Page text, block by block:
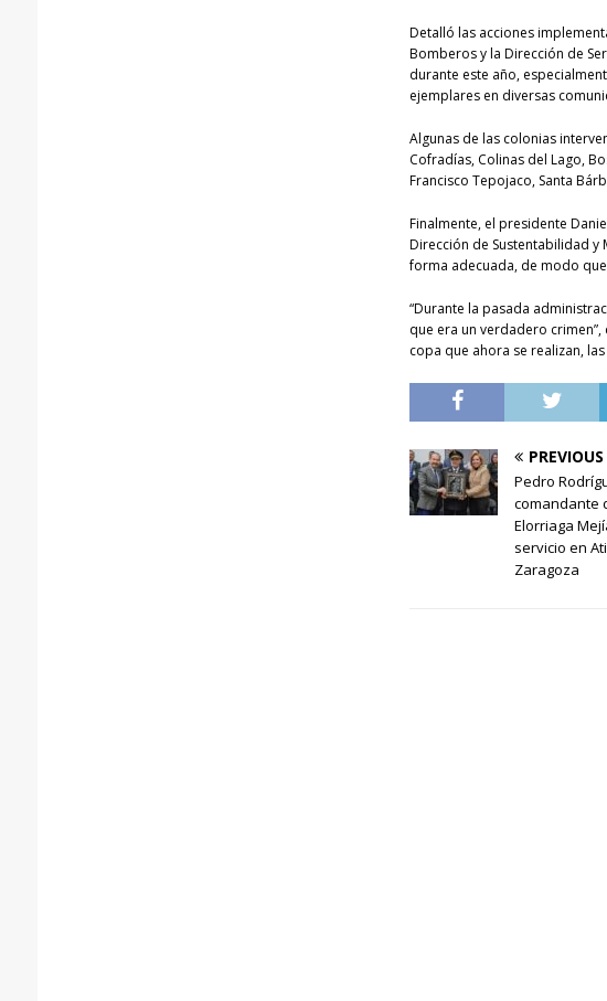
Detalló las acciones
Bomberos y la Dirección de
durante este año,
ejemplares en diversas
Algunas de las colonias
Cofradías, Colinas del Lago,
Francisco Tepojaco, Santa
Finalmente, el presidente
Dirección de Sustentabilidad
forma adecuada, de modo
“Durante la pasada
que era un verdadero
copa que ahora se realizan,
PREVIOUS
Pedro
comandante
Elorriaga
servicio en
Zaragoza